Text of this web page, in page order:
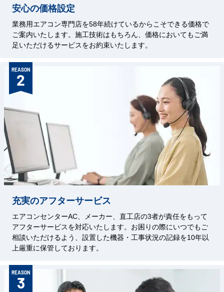
安心の価格設定
業務用エアコン専門店を58年続けているからこそできる価格で
ご案内いたします。施工技術はもちろん、価格においてもご満
足いただけるサービスをお約束いたします。
REASON
2
充実のアフターサービス
エアコンセンターAC、メーカー、直工店の3者が責任をもって
アフターサービスを対応いたします。お困りの際にいつでもご
相談いただけるよう、設置した機器・工事状況の記録を10年以
上厳重に保管しております。
REASON
3